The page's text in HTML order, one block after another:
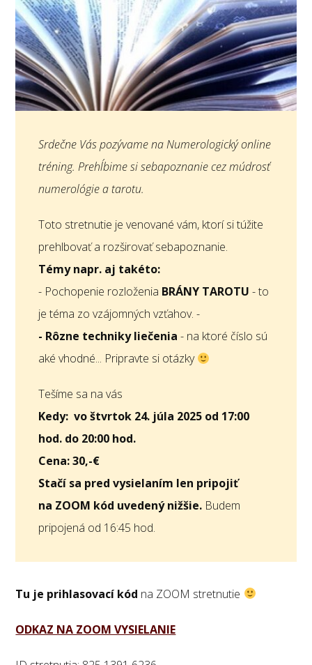
Srdečne Vás pozývame na Numerologický online
tréning. Prehĺbime si sebapoznanie cez múdrosť
numerológie a tarotu.
Toto stretnutie je venované vám, ktorí si túžite
prehlbovať a rozširovať sebapoznanie.
Témy napr. aj takéto:
- Pochopenie rozloženia BRÁNY TAROTU - to
je téma zo vzájomných vzťahov. -
- Rôzne techniky liečenia - na ktoré číslo sú
aké vhodné... Pripravte si otázky
Tešíme sa na vás
Kedy: vo štvrtok 24. júla 2025 od 17:00
hod. do 20:00 hod.
Cena: 30,-€
Stačí sa pred vysielaním len pripojiť
na ZOOM kód uvedený nižšie. Budem
pripojená od 16:45 hod.
Tu je prihlasovací kód na ZOOM stretnutie
ODKAZ NA ZOOM VYSIELANIE